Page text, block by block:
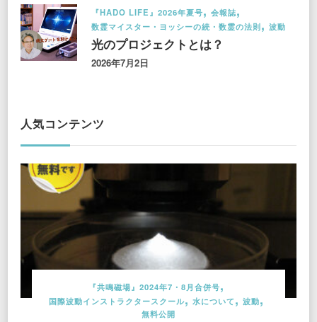
『HADO LIFE』2026年夏号
会報誌
数霊マイスター・ヨッシーの続・数霊の法則
波動
光のプロジェクトとは？
2026年7月2日
人気コンテンツ
『共鳴磁場』2024年7・8月合併号
国際波動インストラクタースクール
水について
波動
無料公開